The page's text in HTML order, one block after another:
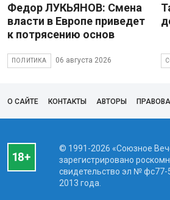
Федор ЛУКЬЯНОВ: Смена
власти в Европе приведет
к потрясению основ
ПОЛИТИКА 06 августа 2026
О САЙТЕ КОНТАКТЫ АВТОРЫ
© 1991-2026 «Союзное
зарегистрировано
свидетельство эл № фc77-
2013 года.